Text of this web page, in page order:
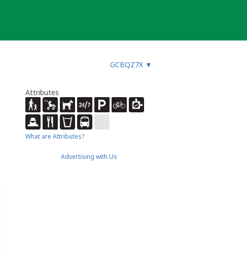
GCBQZ7X ▼
Attributes
What are Attributes?
Advertising with Us